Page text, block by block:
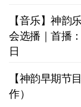
【音乐】神韵
会选播｜首播
日
【神韵早期节
作）